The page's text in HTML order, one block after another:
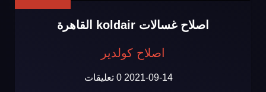
اصلاح غسالات koldair القاهرة
اصلاح كولدير
2021-09-14 0 تعليقات